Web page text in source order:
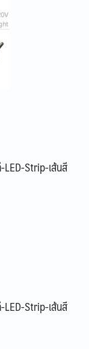
LED-Strip-เส้นสี
LED-Strip-เส้นสี